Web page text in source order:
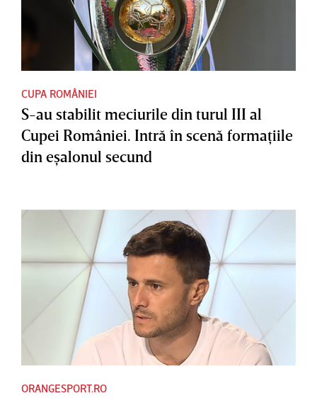
CUPA ROMÂNIEI
S-au stabilit meciurile din turul III al
Cupei României. Intră în scenă formaţiile
din eşalonul secund
ORANGESPORT.RO